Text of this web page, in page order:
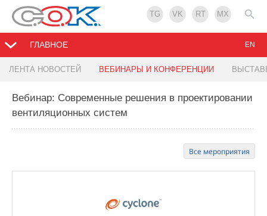
TG VK RT MX
ГЛАВНОЕ
ЛЕНТА НОВОСТЕЙ ВЕБИНАРЫ И КОНФЕРЕНЦИИ
EN
Вебинар: Современные решения в проектировании
вентиляционных систем
Все мероприятия